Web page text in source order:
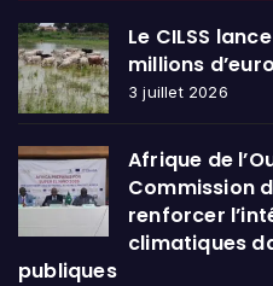
Le CILSS
millions
3 juillet 2026
Afrique de
Commission
renforcer
climatiques
publiques